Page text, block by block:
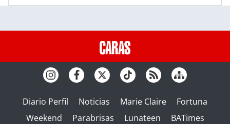
Diario Perfil Noticias Marie Claire
Fortuna
Weekend
Parabrisas Lunateen BATimes